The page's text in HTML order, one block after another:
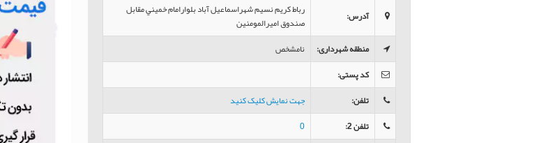
آدرس:
رباط كريم نسيم شهراسماعيل آباد بلوارامام خميني مقابل
صندوق اميرالمومنين
منطقه شهرداری:
نامشخص
کد پستی:
تلفن:
جهت نمایش کلیک کنید
تلفن 2 :
0